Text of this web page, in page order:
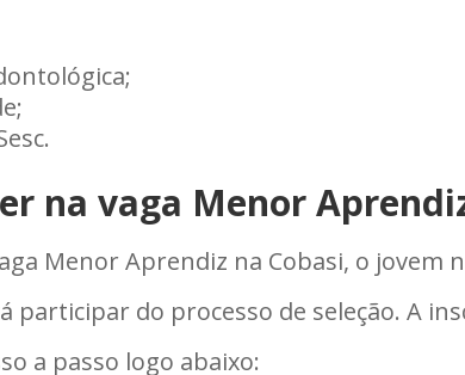
na vaga Menor
Menor Aprendiz na Cobasi, o
participar do processo de seleção. A
a passo logo abaixo: